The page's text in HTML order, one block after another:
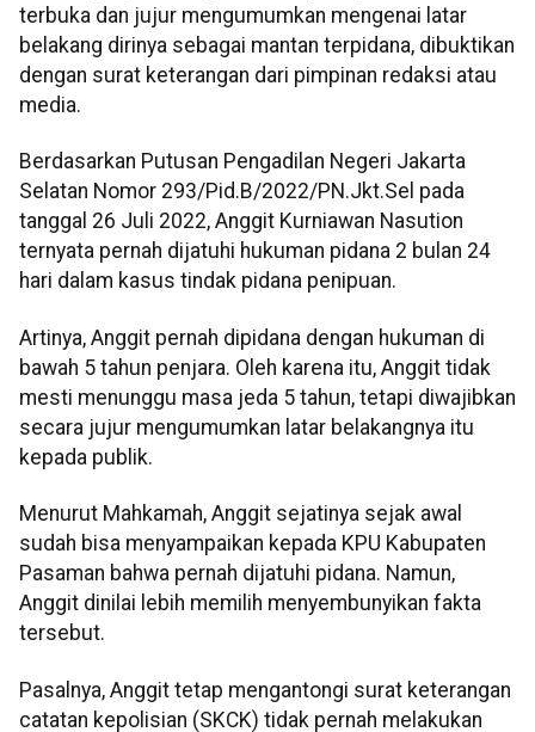
terbuka dan jujur mengumumkan mengenai latar
belakang dirinya sebagai mantan terpidana, dibuktikan
dengan surat keterangan dari pimpinan redaksi atau
media.
Berdasarkan Putusan Pengadilan Negeri Jakarta
Selatan Nomor 293/Pid.B/2022/PN.Jkt.Sel pada
tanggal 26 Juli 2022, Anggit Kurniawan Nasution
ternyata pernah dijatuhi hukuman pidana 2 bulan 24
hari dalam kasus tindak pidana penipuan.
Artinya, Anggit pernah dipidana dengan hukuman di
bawah 5 tahun penjara. Oleh karena itu, Anggit tidak
mesti menunggu masa jeda 5 tahun, tetapi diwajibkan
secara jujur mengumumkan latar belakangnya itu
kepada publik.
Menurut Mahkamah, Anggit sejatinya sejak awal
sudah bisa menyampaikan kepada KPU Kabupaten
Pasaman bahwa pernah dijatuhi pidana. Namun,
Anggit dinilai lebih memilih menyembunyikan fakta
tersebut.
Pasalnya, Anggit tetap mengantongi surat keterangan
catatan kepolisian (SKCK) tidak pernah melakukan